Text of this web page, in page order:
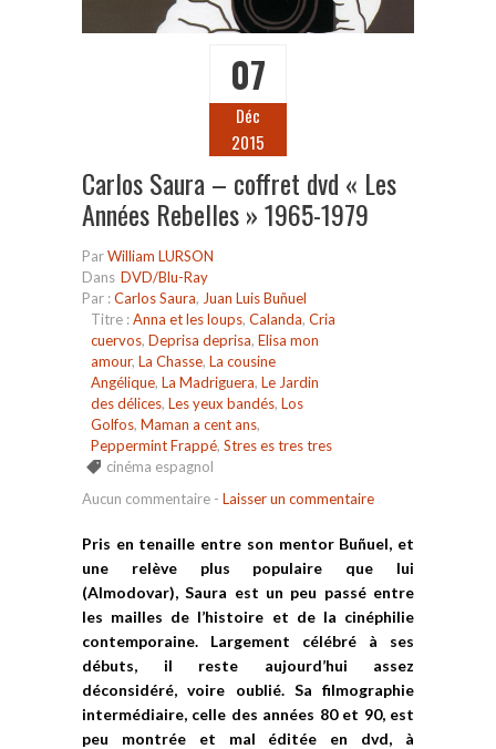
07
Déc
2015
Carlos Saura – coffret dvd « Les
Années Rebelles » 1965-1979
ParWilliam LURSON
Dans DVD/Blu-Ray
Par :Carlos Saura, Juan Luis Buñuel
Titre :Anna et les loups, Calanda, Cria
cuervos, Deprisa deprisa, Elisa mon
amour, La Chasse, La cousine
Angélique, La Madriguera, Le Jardin
des délices, Les yeux bandés, Los
Golfos, Maman a cent ans,
Peppermint Frappé, Stres es tres tres
cinéma espagnol
Aucun commentaire - Laisser un commentaire
Pris en tenaille entre son mentor Buñuel, et
une relève plus populaire que lui
(Almodovar), Saura est un peu passé entre
les mailles de l’histoire et de la cinéphilie
contemporaine. Largement célébré à ses
débuts, il reste aujourd’hui assez
déconsidéré, voire oublié. Sa filmographie
intermédiaire, celle des années 80 et 90, est
peu montrée et mal éditée en dvd, à